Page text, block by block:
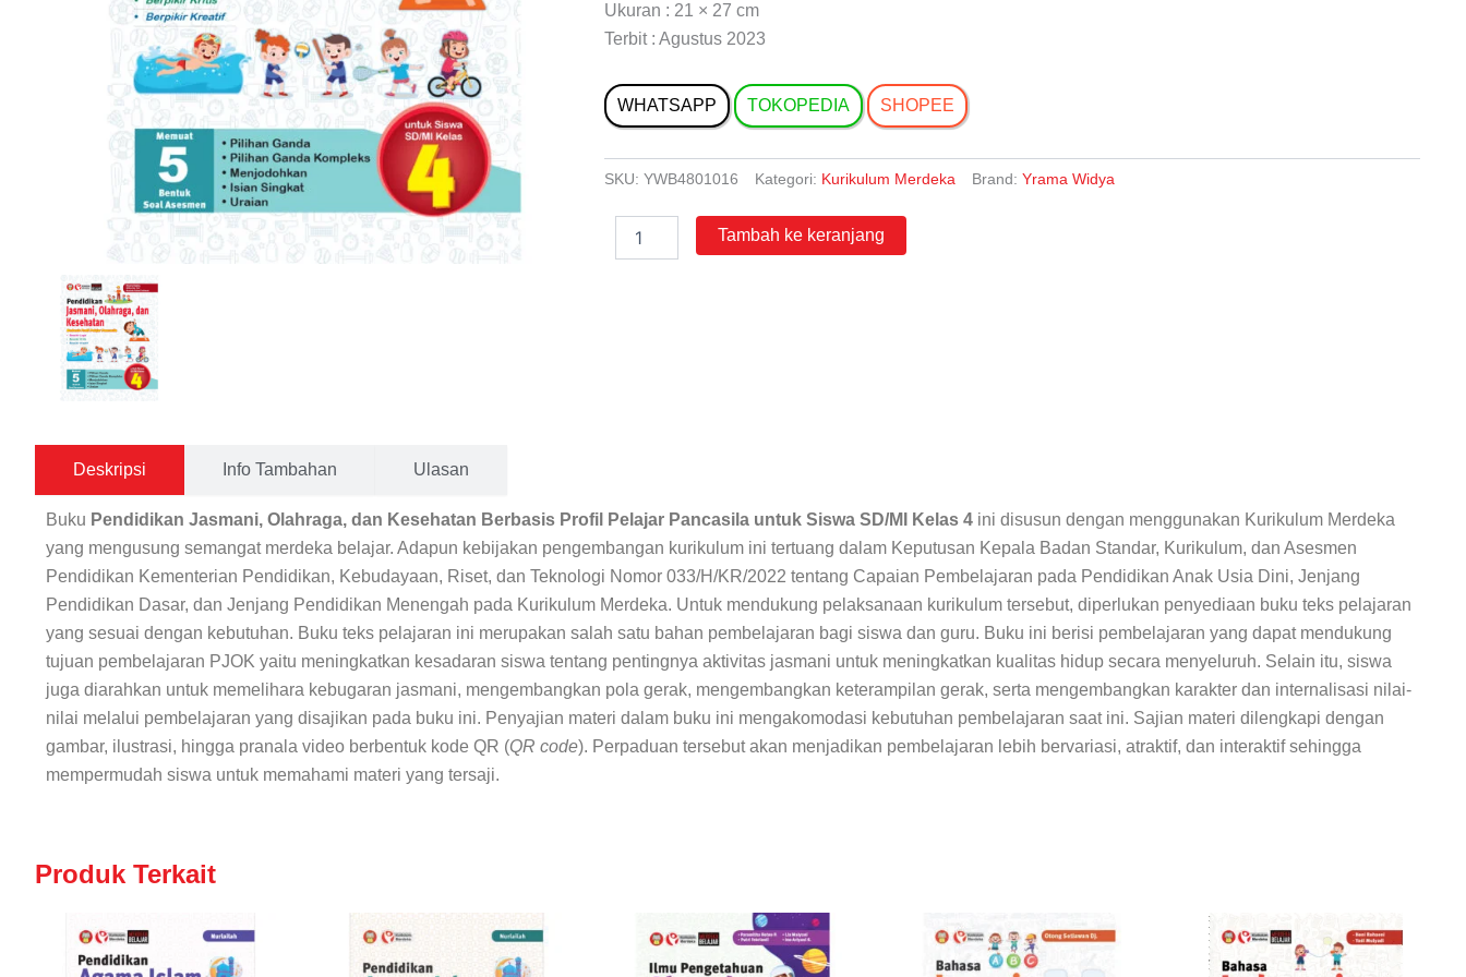
Ukuran : 21 × 27 cm
Terbit : Agustus 2023
WHATSAPP TOKOPEDIA SHOPEE
SKU: YWB4801016 Kategori: Kurikulum Merdeka Brand: Yrama Widya
Pendidikan
Kelas
4
Tambah ke keranjang
Deskripsi Info Tambahan Ulasan
Buku Pendidikan Jasmani, Olahraga, dan Kesehatan Berbasis Profil Pelajar Pancasila untuk Siswa SD/MI Kelas 4 ini disusun dengan menggunakan Kurikulum Merdeka
yang mengusung semangat merdeka belajar. Adapun kebijakan pengembangan kurikulum ini tertuang dalam Keputusan Kepala Badan Standar, Kurikulum, dan Asesmen
Pendidikan Kementerian Pendidikan, Kebudayaan, Riset, dan Teknologi Nomor 033/H/KR/2022 tentang Capaian Pembelajaran pada Pendidikan Anak Usia Dini, Jenjang
Pendidikan Dasar, dan Jenjang Pendidikan Menengah pada Kurikulum Merdeka. Untuk mendukung pelaksanaan kurikulum tersebut, diperlukan penyediaan buku teks pelajaran
yang sesuai dengan kebutuhan. Buku teks pelajaran ini merupakan salah satu bahan pembelajaran bagi siswa dan guru. Buku ini berisi pembelajaran yang dapat mendukung
tujuan pembelajaran PJOK yaitu meningkatkan kesadaran siswa tentang pentingnya aktivitas jasmani untuk meningkatkan kualitas hidup secara menyeluruh. Selain itu, siswa
juga diarahkan untuk memelihara kebugaran jasmani, mengembangkan pola gerak, mengembangkan keterampilan gerak, serta mengembangkan karakter dan internalisasi nilai-
nilai melalui pembelajaran yang disajikan pada buku ini. Penyajian materi dalam buku ini mengakomodasi kebutuhan pembelajaran saat ini. Sajian materi dilengkapi dengan
gambar, ilustrasi, hingga pranala video berbentuk kode QR (QR code). Perpaduan tersebut akan menjadikan pembelajaran lebih bervariasi, atraktif, dan interaktif sehingga
mempermudah siswa untuk memahami materi yang tersaji.
Produk Terkait